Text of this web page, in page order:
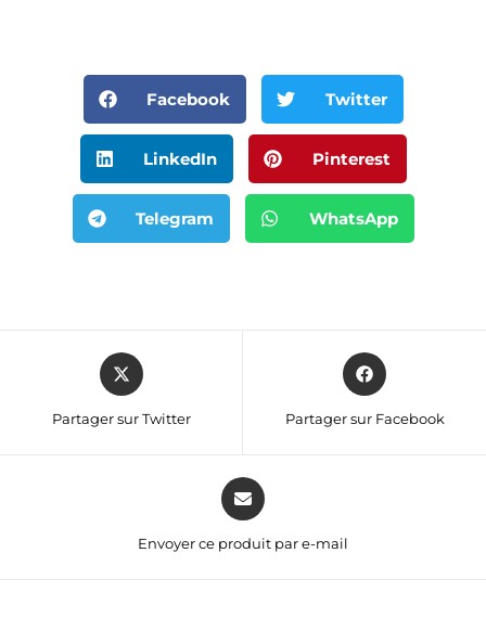
Facebook Twitter
LinkedIn Pinterest
Telegram WhatsApp
Partager sur Twitter Partager sur Facebook
Envoyer ce produit par e-mail